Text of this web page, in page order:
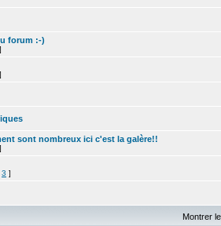
forum :-)
]
]
sont nombreux ici c'est la galère!!
]
3 ]
Montrer